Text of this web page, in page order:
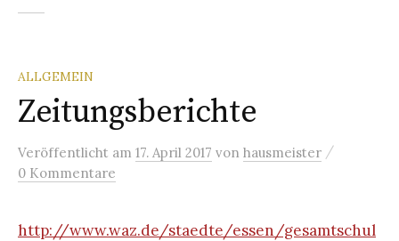
ALLGEMEIN
Zeitungsberichte
Veröffentlicht am 17. April 2017 von hausmeister /
0 Kommentare
http://www.waz.de/staedte/essen/gesamtschul